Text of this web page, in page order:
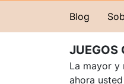
Blog
JUEGOS
La mayor y
ahora